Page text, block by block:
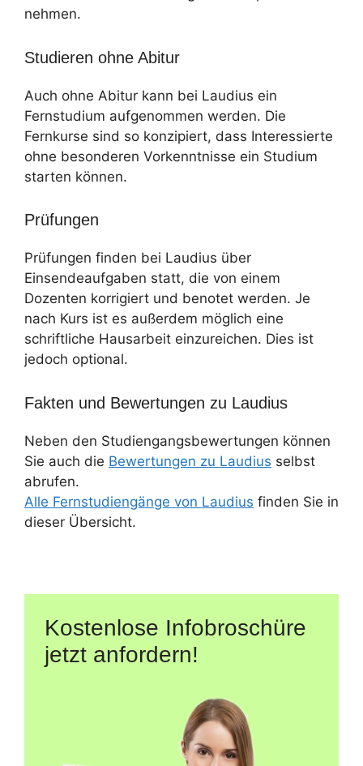
nehmen.
Studieren ohne Abitur
Auch ohne Abitur kann bei Laudius ein
Fernstudium aufgenommen werden. Die
Fernkurse sind so konzipiert, dass Interessierte
ohne besonderen Vorkenntnisse ein Studium
starten können.
Prüfungen
Prüfungen finden bei Laudius über
Einsendeaufgaben statt, die von einem
Dozenten korrigiert und benotet werden. Je
nach Kurs ist es außerdem möglich eine
schriftliche Hausarbeit einzureichen. Dies ist
jedoch optional.
Fakten und Bewertungen zu Laudius
Neben den Studiengangsbewertungen können
Sie auch die Bewertungen zu Laudius selbst
abrufen.
Alle Fernstudiengänge von Laudius finden Sie in
dieser Übersicht.
Kostenlose Infobroschüre
jetzt anfordern!